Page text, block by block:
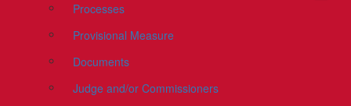
Processes
Provisional Measure
Documents
Judge and/or Commissioners